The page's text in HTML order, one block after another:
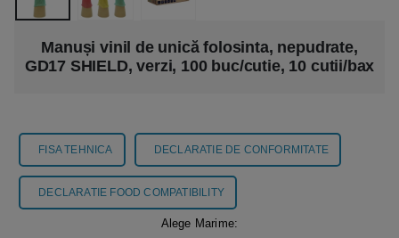
Manuși vinil de unică folosinta, nepudrate,
GD17 SHIELD, verzi, 100 buc/cutie, 10 cutii/bax
FISA TEHNICA DECLARATIE DE CONFORMITATE
DECLARATIE FOOD COMPATIBILITY
Alege Marime: